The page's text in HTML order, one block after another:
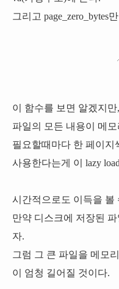
그리고 page_zero_bytes
이 함수를 보면 알겠지
파일의 모든 내용이 메
필요할때마다 한 페이지
사용한다는게 이 lazy
시간적으로도 이득을 볼
만약 디스크에 저장된
자.
그럼 그 큰 파일을 메모
이 엄청 길어질 것이다.